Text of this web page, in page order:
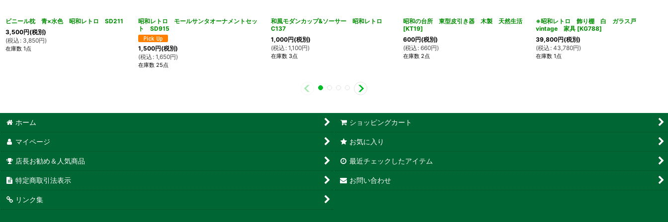
ビニール枕 青×水色 昭和レトロ SD211
3,500円(税別)
(税込 : 3,850円)
在庫数 1点
昭和レトロ モールサンタオーナメントセッ
ト SD915
1,500円(税別)
(税込 : 1,650円)
在庫数 25点
和風モダンカップ&ソーサー 昭和レトロ
C137
1,000円(税別)
(税込 : 1,100円)
在庫数 3点
昭和の台所 東型皮引き器 木製 天然生活
[KT19]
600円(税別)
(税込 : 660円)
在庫数 2点
※昭和レトロ 飾り棚 白 ガラス戸
vintage 家具 [KG788]
39,800円(税別)
(税込 : 43,780円)
在庫数 1点
ホーム ショッピングカート
マイページ お気に入り
店長お勧め＆人気商品 最近チェックしたアイテム
特定商取引法表示 お問い合わせ
リンク集